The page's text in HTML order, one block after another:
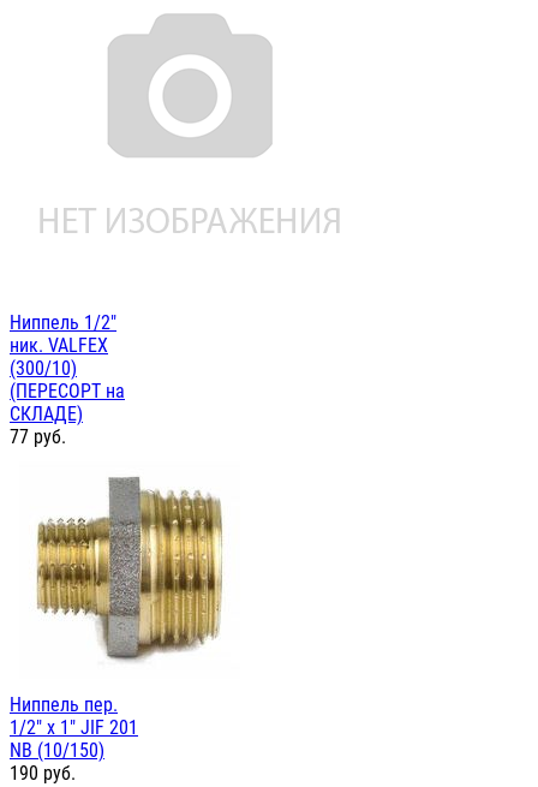
Ниппель 1/2"
ник. VALFEX
(300/10)
(ПЕРЕСОРТ на
СКЛАДЕ)
77 руб.
Ниппель пер.
1/2" х 1" JIF 201
NB (10/150)
190 руб.